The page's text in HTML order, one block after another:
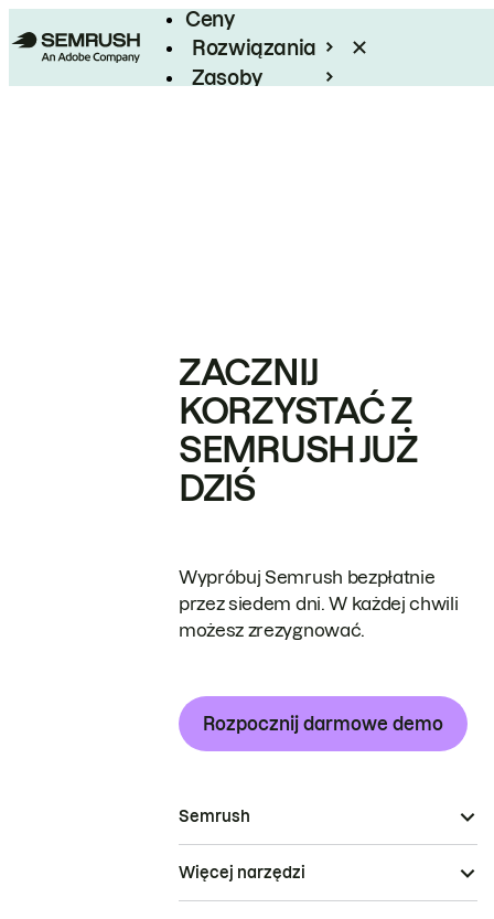
Ceny
Rozwiązania
Zasoby
ZACZNIJ
KORZYSTAĆ Z
SEMRUSH JUŻ
DZIŚ
Wypróbuj Semrush bezpłatnie
przez siedem dni. W każdej chwili
możesz zrezygnować.
Rozpocznij darmowe demo
Semrush
Więcej narzędzi